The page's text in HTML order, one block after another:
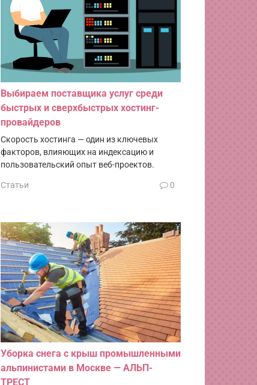
Выбираем поставщика услуг среди
быстрых и сверхбыстрых хостинг-
провайдеров
Скорость хостинга — один из ключевых
факторов, влияющих на индексацию и
пользовательский опыт веб-проектов.
Статьи 0
Уборка снега с крыш промышленными
альпинистами в Москве — АЛЬП-
ТРЕСТ